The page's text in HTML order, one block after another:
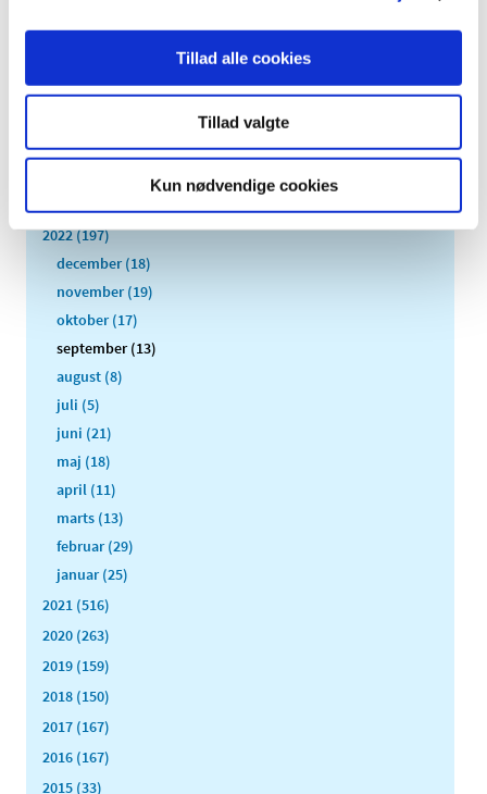
Tillad alle cookies
Tillad valgte
Kun nødvendige cookies
TID
2025 (158)
2022 (197)
december (18)
november (19)
oktober (17)
september (13)
august (8)
juli (5)
juni (21)
maj (18)
april (11)
marts (13)
februar (29)
januar (25)
2021 (516)
2020 (263)
2019 (159)
2018 (150)
2017 (167)
2016 (167)
2015 (33)